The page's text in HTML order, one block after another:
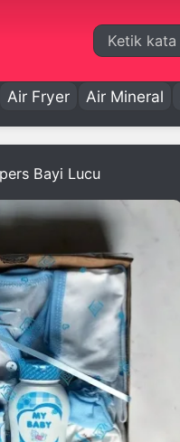
Cari
Air Fryer Air Mineral
Bayi Lucu